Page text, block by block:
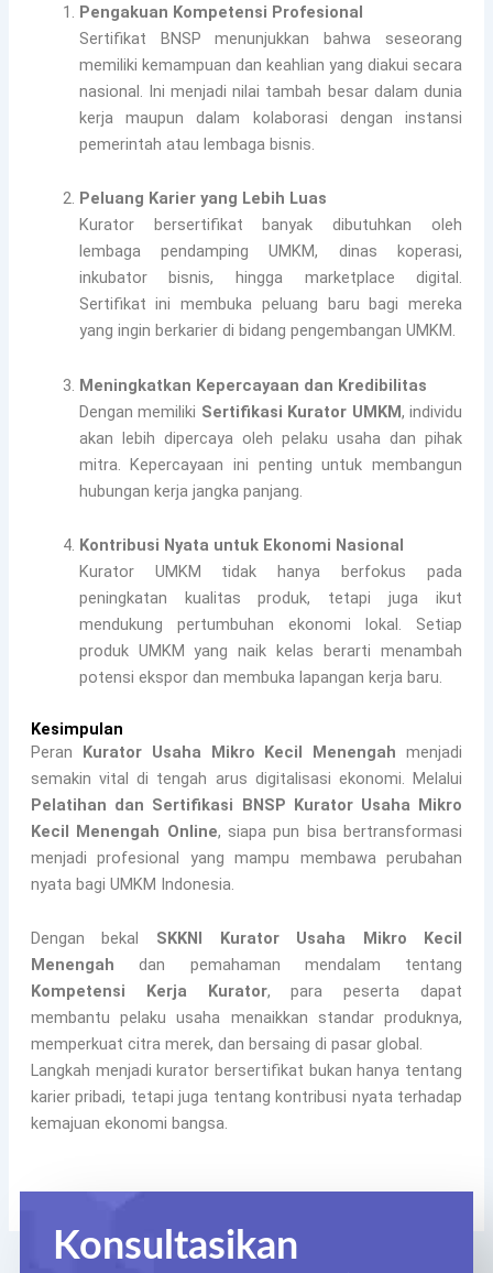
Pengakuan Kompetensi Profesional
Sertifikat BNSP menunjukkan bahwa seseorang
memiliki kemampuan dan keahlian yang diakui secara
nasional. Ini menjadi nilai tambah besar dalam dunia
kerja maupun dalam kolaborasi dengan instansi
pemerintah atau lembaga bisnis.
Peluang Karier yang Lebih Luas
Kurator bersertifikat banyak dibutuhkan oleh
lembaga pendamping UMKM, dinas koperasi,
inkubator bisnis, hingga marketplace digital.
Sertifikat ini membuka peluang baru bagi mereka
yang ingin berkarier di bidang pengembangan UMKM.
Meningkatkan Kepercayaan dan Kredibilitas
Dengan memiliki Sertifikasi Kurator UMKM, individu
akan lebih dipercaya oleh pelaku usaha dan pihak
mitra. Kepercayaan ini penting untuk membangun
hubungan kerja jangka panjang.
Kontribusi Nyata untuk Ekonomi Nasional
Kurator UMKM tidak hanya berfokus pada
peningkatan kualitas produk, tetapi juga ikut
mendukung pertumbuhan ekonomi lokal. Setiap
produk UMKM yang naik kelas berarti menambah
potensi ekspor dan membuka lapangan kerja baru.
Kesimpulan
Peran Kurator Usaha Mikro Kecil Menengah menjadi
semakin vital di tengah arus digitalisasi ekonomi. Melalui
Pelatihan dan Sertifikasi BNSP Kurator Usaha Mikro
Kecil Menengah Online, siapa pun bisa bertransformasi
menjadi profesional yang mampu membawa perubahan
nyata bagi UMKM Indonesia.
Dengan bekal SKKNI Kurator Usaha Mikro Kecil
Menengah dan pemahaman mendalam tentang
Kompetensi Kerja Kurator, para peserta dapat
membantu pelaku usaha menaikkan standar produknya,
memperkuat citra merek, dan bersaing di pasar global.
Langkah menjadi kurator bersertifikat bukan hanya tentang
karier pribadi, tetapi juga tentang kontribusi nyata terhadap
kemajuan ekonomi bangsa.
Konsultasikan